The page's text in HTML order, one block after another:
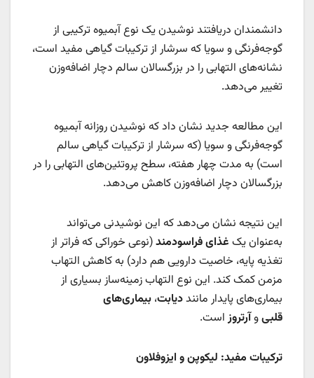
دانشمندان دریافتند نوشیدن یک نوع آبمیوه ترکیبی از
گوجه‌فرنگی و سویا که سرشار از ترکیبات گیاهی مفید است،
نشانه‌های التهابی را در بزرگسالان سالم دچار اضافه‌وزن
تغییر می‌دهد.
این مطالعه جدید نشان داد که نوشیدن روزانه آبمیوه
گوجه‌فرنگی و سویا (که سرشار از ترکیبات گیاهی سالم
است) به مدت چهار هفته، سطح پروتئین‌های التهابی را در
بزرگسالان دچار اضافه‌وزن کاهش می‌دهد.
این نتیجه نشان می‌دهد که این نوشیدنی‌ می‌تواند
به‌عنوان یک غذای فراسودمند(نوعی خوراکی که فراتر از
تغذیه پایه، خاصیت دارویی هم دارد) به کاهش التهاب
مزمن کمک کند. این نوع التهاب زمینه‌ساز بسیاری‌ از
بیماری‌های پایدار ماننددیابت، بیماری‌های
قلبیوآرتروزاست.
ترکیبات مفید: لیکوپن و ایزوفلاون